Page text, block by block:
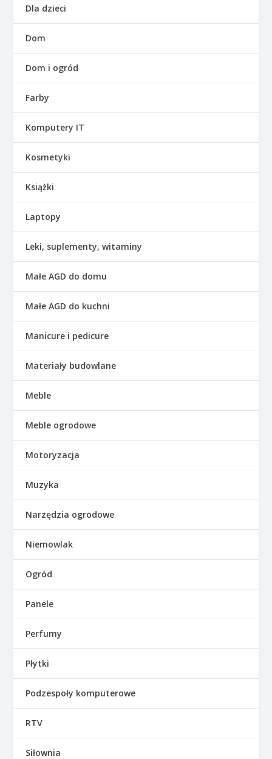
Dla dzieci
Dom
Dom i ogród
Farby
Komputery IT
Kosmetyki
Książki
Laptopy
Leki, suplementy, witaminy
Małe AGD do domu
Małe AGD do kuchni
Manicure i pedicure
Materiały budowlane
Meble
Meble ogrodowe
Motoryzacja
Muzyka
Narzędzia ogrodowe
Niemowlak
Ogród
Panele
Perfumy
Płytki
Podzespoły komputerowe
RTV
Siłownia